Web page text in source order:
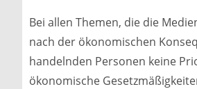
Bei allen Themen, die die
nach der ökonomischen
handelnden Personen keine
ökonomische